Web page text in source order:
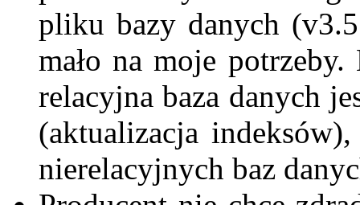
pliku bazy danych
mało na moje
relacyjna baza danych
(aktualizacja
nierelacyjnych baz